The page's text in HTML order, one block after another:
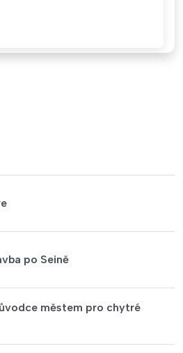
po Seině
městem pro chytré